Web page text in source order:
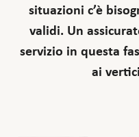
situazioni c’è
validi. Un
servizio in questa
ai